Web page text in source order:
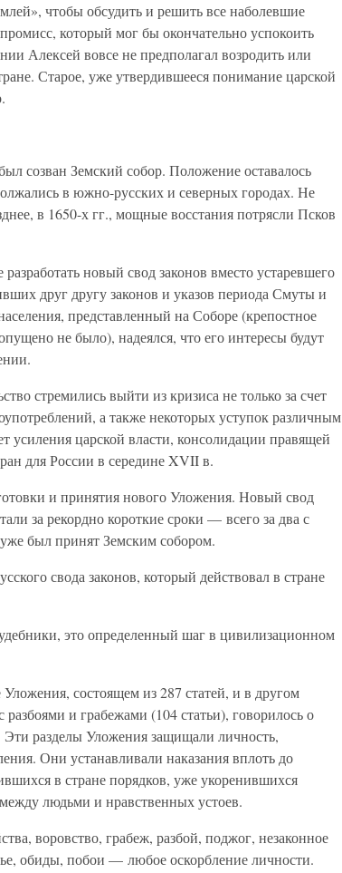
чтобы обсудить и решить все наболевшие
который мог бы окончательно успокоить
Алексей вовсе не предполагал возродить или
Старое, уже утвердившееся понимание царской
созван Земский собор. Положение оставалось
в южно-русских и северных городах. Не
в 1650-х гг., мощные восстания потрясли Псков
новый свод законов вместо устаревшего
друг другу законов и указов периода Смуты и
представленный на Соборе (крепостное
не было), надеялся, что его интересы будут
стремились выйти из кризиса не только за счет
а также некоторых уступок различным
усиления царской власти, консолидации правящей
для России в середине XVII в.
и принятия нового Уложения. Новый свод
за рекордно короткие сроки — всего за два с
был принят Земским собором.
свода законов, который действовал в стране
это определенный шаг в цивилизационном
состоящем из 287 статей, и в другом
и грабежами (104 статьи), говорилось о
Эти разделы Уложения защищали личность,
Они устанавливали наказания вплоть до
в стране порядков, уже укоренившихся
людьми и нравственных устоев.
воровство, грабеж, разбой, поджог, незаконное
обиды, побои — любое оскорбление личности.